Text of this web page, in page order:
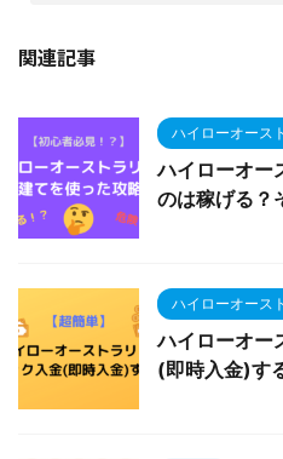
関連記事
ハイローオース
ハイローオー
のは稼げる？
ハイローオース
ハイローオー
(即時入金)す